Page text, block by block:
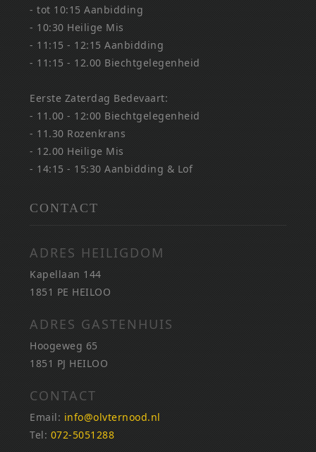
- tot 10:15 Aanbidding
- 10:30 Heilige Mis
- 11:15 - 12:15 Aanbidding
- 11:15 - 12.00 Biechtgelegenheid
Eerste Zaterdag Bedevaart:
- 11.00 - 12:00 Biechtgelegenheid
- 11.30 Rozenkrans
- 12.00 Heilige Mis
- 14:15 - 15:30 Aanbidding & Lof
CONTACT
ADRES HEILIGDOM
Kapellaan 144
1851 PE HEILOO
ADRES GASTENHUIS
Hoogeweg 65
1851 PJ HEILOO
CONTACT
Email: info@olvternood.nl
Tel: 072-5051288